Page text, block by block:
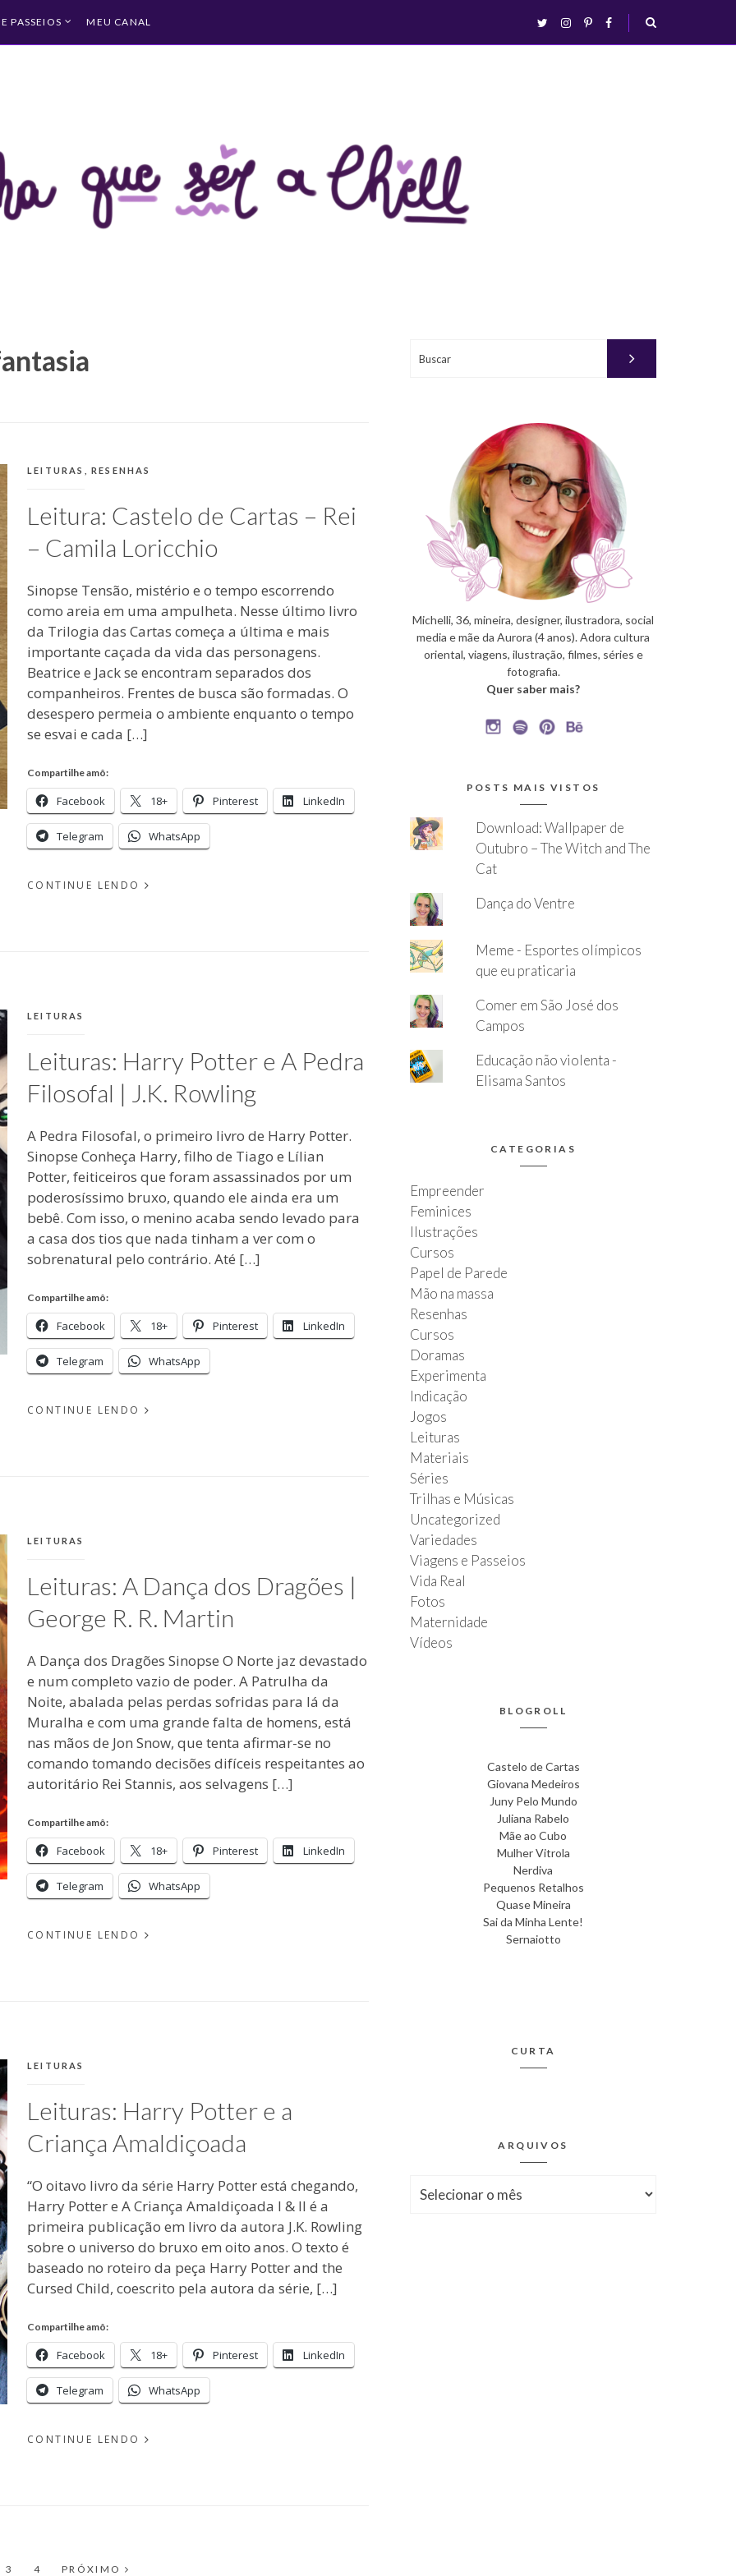
PASSEIOS MEU CANAL twitterinstagram
pinterestfacebook
busca
CATEGORIAS:
LEITURAS ,RESENHAS
Leitura: Castelo de Cartas – Rei
– Camila Loricchio
Sinopse Tensão, mistério e o tempo escorrendo
como areia em uma ampulheta. Nesse último livro
da Trilogia das Cartas começa a última e mais
importante caçada da vida das personagens.
Beatrice e Jack se encontram separados dos
companheiros. Frentes de busca são formadas. O
desespero permeia o ambiente enquanto o tempo
se esvai e cada […]
Compartilhe amô:
Facebook 18+ Pinterest LinkedIn
Telegram WhatsApp
CONTINUE LENDO
CATEGORIAS:
LEITURAS
Leituras: Harry Potter e A Pedra
Filosofal | J.K. Rowling
A Pedra Filosofal, o primeiro livro de Harry Potter.
Sinopse Conheça Harry, filho de Tiago e Lílian
Potter, feiticeiros que foram assassinados por um
poderosíssimo bruxo, quando ele ainda era um
bebê. Com isso, o menino acaba sendo levado para
a casa dos tios que nada tinham a ver com o
sobrenatural pelo contrário. Até […]
Compartilhe amô:
Facebook 18+ Pinterest LinkedIn
Telegram WhatsApp
CONTINUE LENDO
CATEGORIAS:
LEITURAS
Leituras: A Dança dos Dragões |
George R. R. Martin
A Dança dos Dragões Sinopse O Norte jaz devastado
e num completo vazio de poder. A Patrulha da
Noite, abalada pelas perdas sofridas para lá da
Muralha e com uma grande falta de homens, está
nas mãos de Jon Snow, que tenta afirmar-se no
comando tomando decisões difíceis respeitantes ao
autoritário Rei Stannis, aos selvagens […]
Compartilhe amô:
Facebook 18+ Pinterest LinkedIn
Telegram WhatsApp
CONTINUE LENDO
CATEGORIAS:
LEITURAS
Leituras: Harry Potter e a
Criança Amaldiçoada
“O oitavo livro da série Harry Potter está chegando,
Harry Potter e A Criança Amaldiçoada I & II é a
primeira publicação em livro da autora J.K. Rowling
sobre o universo do bruxo em oito anos. O texto é
baseado no roteiro da peça Harry Potter and the
Cursed Child, coescrito pela autora da série, […]
Compartilhe amô:
Facebook 18+ Pinterest LinkedIn
Telegram WhatsApp
CONTINUE LENDO
PÁGINA
3 PÁGINA
4 PRÓXIMO
Michelli, 36, mineira, designer, ilustradora, social
media e mãe da Aurora (4 anos). Adora cultura
oriental, viagens, ilustração, filmes, séries e
fotografia.
Quer saber mais?
POSTS MAIS VISTOS
Download: Wallpaper de
Outubro – The Witch and The
Cat
Dança do Ventre
Meme - Esportes olímpicos
que eu praticaria
Comer em São José dos
Campos
Educação não violenta -
Elisama Santos
CATEGORIAS
Empreender
Feminices
Ilustrações
Cursos
Papel de Parede
Mão na massa
Resenhas
Cursos
Doramas
Experimenta
Indicação
Jogos
Leituras
Materiais
Séries
Trilhas e Músicas
Uncategorized
Variedades
Viagens e Passeios
Vida Real
Fotos
Maternidade
Vídeos
BLOGROLL
Castelo de Cartas
Giovana Medeiros
Juny Pelo Mundo
Juliana Rabelo
Mãe ao Cubo
Mulher Vitrola
Nerdiva
Pequenos Retalhos
Quase Mineira
Sai da Minha Lente!
Sernaiotto
CURTA
ARQUIVOS
Arquivos